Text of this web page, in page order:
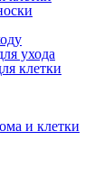
ухода
клетки
и клетки